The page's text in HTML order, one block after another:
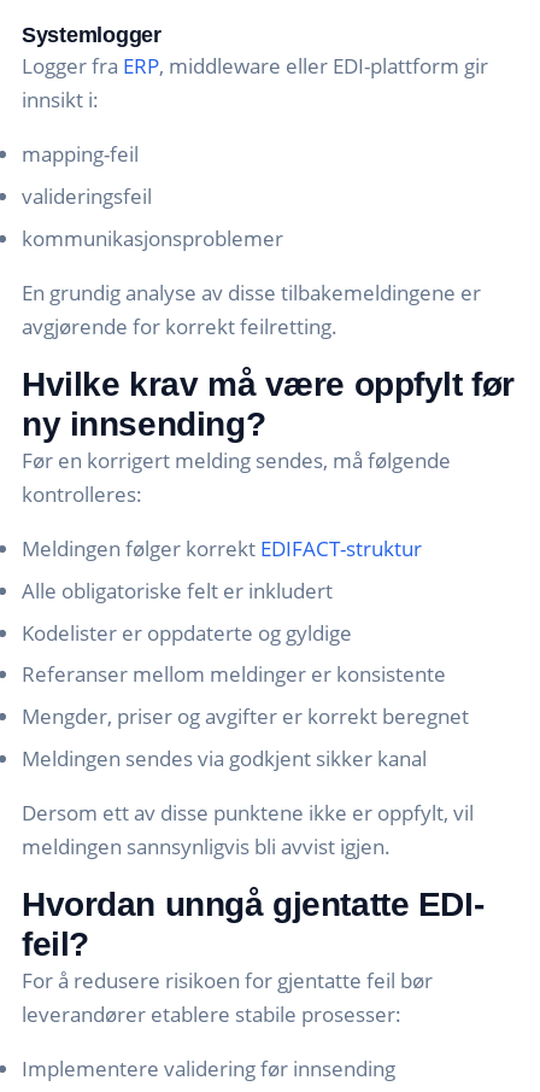
Systemlogger
Logger fra ERP, middleware eller EDI-plattform gir
innsikt i:
mapping-feil
valideringsfeil
kommunikasjonsproblemer
En grundig analyse av disse tilbakemeldingene er
avgjørende for korrekt feilretting.
Hvilke krav må være oppfylt før
ny innsending?
Før en korrigert melding sendes, må følgende
kontrolleres:
Meldingen følger korrekt EDIFACT-struktur
Alle obligatoriske felt er inkludert
Kodelister er oppdaterte og gyldige
Referanser mellom meldinger er konsistente
Mengder, priser og avgifter er korrekt beregnet
Meldingen sendes via godkjent sikker kanal
Dersom ett av disse punktene ikke er oppfylt, vil
meldingen sannsynligvis bli avvist igjen.
Hvordan unngå gjentatte EDI-
feil?
For å redusere risikoen for gjentatte feil bør
leverandører etablere stabile prosesser:
Implementere validering før innsending